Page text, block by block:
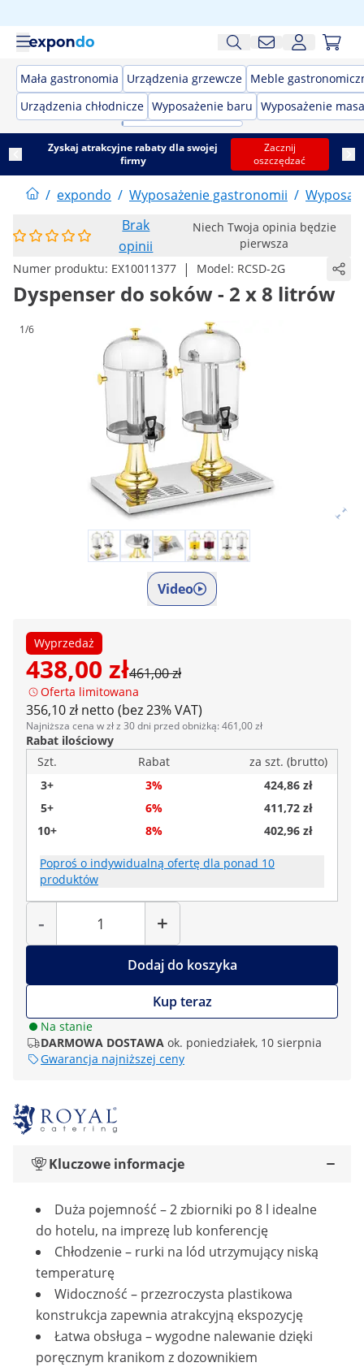
Mała gastronomia Urządzenia grzewcze Meble
Urządzenia chłodnicze Wyposażenie baru Wyposażenie
Zyskaj atrakcyjne rabaty dla swojej
firmy
Zacznij
oszczędzać
/ expondo / Wyposażenie gastronomii /
Brak
opinii
Niech Twoja opinia będzie
pierwsza
Numer produktu: EX10011377 | Model: RCSD-2G
Dyspenser do soków - 2 x 8 litrów
1/6
Video
Wyprzedaż
438,00 zł461,00 zł
Oferta limitowana
356,10 zł netto (bez 23% VAT)
Najniższa cena w zł z 30 dni przed obniżką: 461,00 zł
Rabat ilościowy
Szt.
Rabat
za szt. (brutto)
3+
3%
424,86 zł
5+
6%
411,72 zł
10+
8% 402,96 zł
Poproś o indywidualną ofertę dla ponad 10
produktów
-
Liczba
+
Dodaj do koszyka
Kup teraz
Na stanie
DARMOWA DOSTAWA ok. poniedziałek, 10 sierpnia
Gwarancja najniższej ceny
Kluczowe informacje
Duża pojemność – 2 zbiorniki po 8 l idealne
do hotelu, na imprezę lub konferencję
Chłodzenie – rurki na lód utrzymujący niską
temperaturę
Widoczność – przezroczysta plastikowa
konstrukcja zapewnia atrakcyjną ekspozycję
Łatwa obsługa – wygodne nalewanie dzięki
poręcznym kranikom z dozownikiem